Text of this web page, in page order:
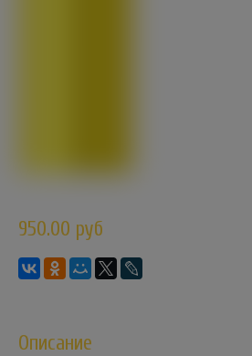
950.00 руб
Описание